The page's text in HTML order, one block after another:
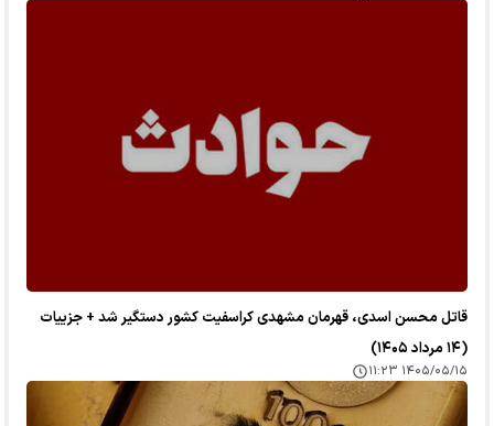
قاتل محسن اسدی، قهرمان مشهدی کراسفیت کشور دستگیر شد + جزییات
(۱۴ مرداد ۱۴۰۵)
۱۴۰۵/۰۵/۱۵ ۱۱:۲۳